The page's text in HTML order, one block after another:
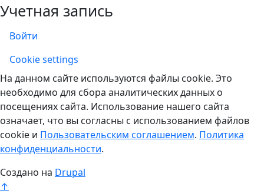
Учетная запись
Войти
Учетная запись
Cookie settings
На данном сайте используются файлы cookie. Это
необходимо для сбора аналитических данных о
посещениях сайта. Использование нашего сайта
означает, что вы согласны с использованием файлов
cookie и Пользовательским соглашением. Политика
конфиденциальности.
Создано на Drupal
↑